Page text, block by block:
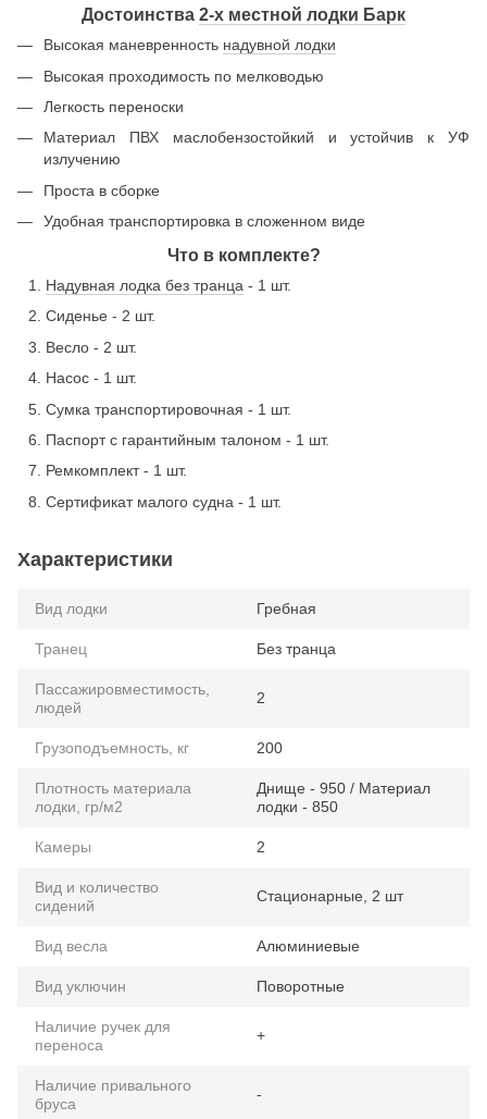
Достоинства 2-х местной лодки Барк
Высокая маневренность надувной лодки
Высокая проходимость по мелководью
Легкость переноски
Материал ПВХ маслобензостойкий и устойчив к УФ
излучению
Проста в сборке
Удобная транспортировка в сложенном виде
Что в комплекте?
Надувная лодка без транца - 1 шт.
Сиденье - 2 шт.
Весло - 2 шт.
Насос - 1 шт.
Сумка транспортировочная - 1 шт.
Паспорт с гарантийным талоном - 1 шт.
Ремкомплект - 1 шт.
Сертификат малого судна - 1 шт.
Характеристики
Вид лодки Гребная
Транец Без транца
Пассажировместимость,
людей
2
Грузоподъемность, кг 200
Плотность материала
лодки, гр/м2
Днище - 950 / Материал
лодки - 850
Камеры 2
Вид и количество
сидений
Стационарные, 2 шт
Вид весла Алюминиевые
Вид уключин Поворотные
Наличие ручек для
переноса
+
Наличие привального
бруса
-